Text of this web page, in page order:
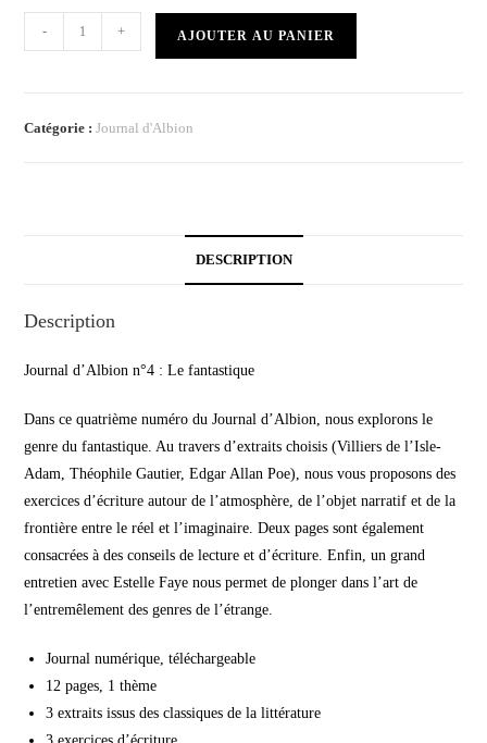
- + AJOUTER AU PANIER
Catégorie :Journal d'Albion
DESCRIPTION
Description
Journal d’Albion n°4 : Le fantastique
Dans ce quatrième numéro du Journal d’Albion, nous explorons le
genre du fantastique. Au travers d’extraits choisis (Villiers de l’Isle-
Adam, Théophile Gautier, Edgar Allan Poe), nous vous proposons des
exercices d’écriture autour de l’atmosphère, de l’objet narratif et de la
frontière entre le réel et l’imaginaire. Deux pages sont également
consacrées à des conseils de lecture et d’écriture. Enfin, un grand
entretien avec Estelle Faye nous permet de plonger dans l’art de
l’entremêlement des genres de l’étrange.
Journal numérique, téléchargeable
12 pages, 1 thème
3 extraits issus des classiques de la littérature